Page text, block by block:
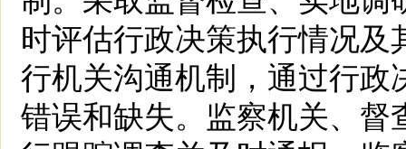
时评估行政决策执行情况
行机关沟通机制，通过行
错误和缺失。监察机关、